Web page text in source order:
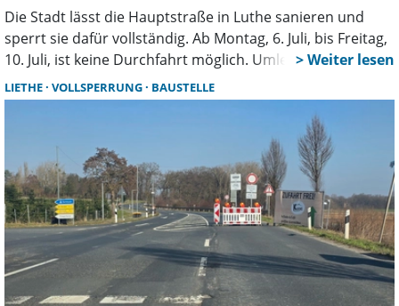
Die Stadt lässt die Hauptstraße in Luthe sanieren und
sperrt sie dafür vollständig. Ab Montag, 6. Juli, bis Freitag,
10. Juli, ist keine Durchfahrt möglich. Umleitungen sind
eingerichtet, die Zufahrt erfolgt über alternative Straßen.
LIETHE VOLLSPERRUNG BAUSTELLE